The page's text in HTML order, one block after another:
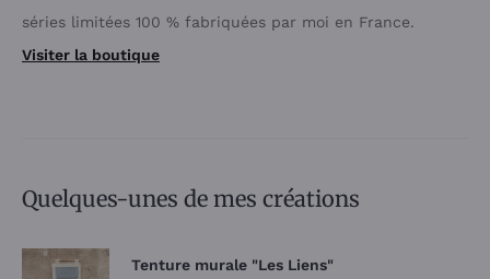
séries limitées 100 % fabriquées par moi en France.
Visiter la boutique
Quelques-unes de mes créations
Tenture murale "Les Liens"